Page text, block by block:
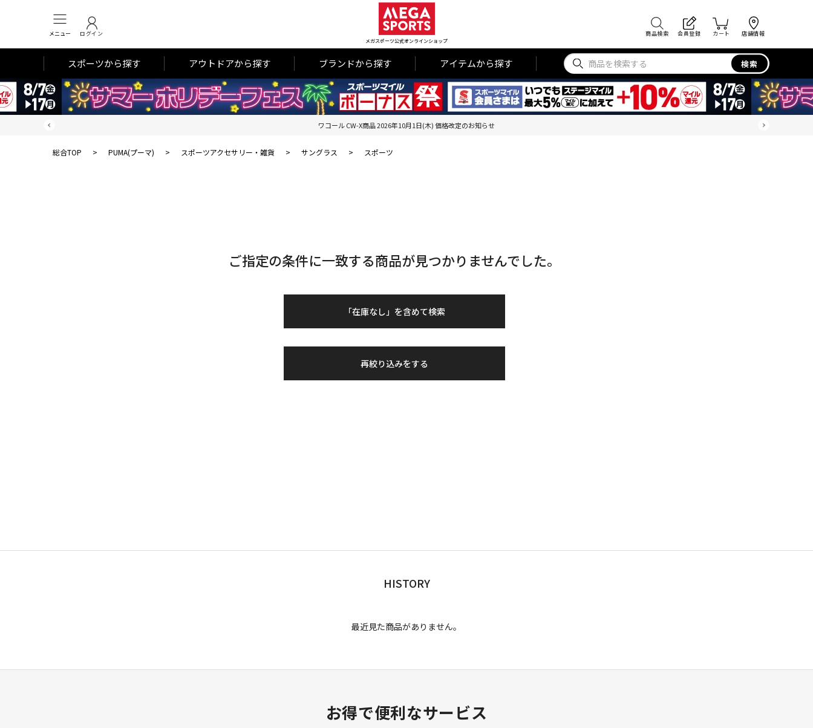
メニュー ログイン
メガスポーツ公式オンラインショップ
商品検索 会員登録 カート 店舗情報
スポーツから探す アウトドアから探す ブランドから探す アイテムから探す 検索
ワコール CW-X商品 2026年10月1日(木) 価格改定のお知らせ
総合TOP > PUMA(プーマ) > スポーツアクセサリー・雑貨 > サングラス > スポーツ
ご指定の条件に一致する商品が見つかりませんでした。
「在庫なし」を含めて検索
再絞り込みをする
HISTORY
最近見た商品がありません。
お得で便利なサービス